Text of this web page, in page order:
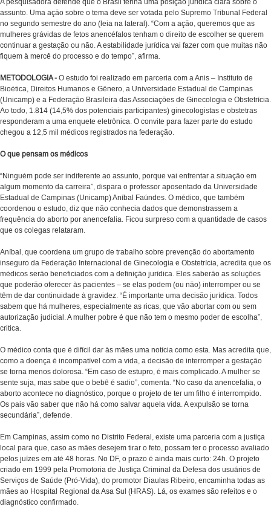
A pesquisadora defende que o Brasil tenha uma posição jurídica clara sobre o
assunto. Uma ação sobre o tema deve ser votada pelo Supremo Tribunal Federal
no segundo semestre do ano (leia na lateral). “Com a ação, queremos que as
mulheres grávidas de fetos anencéfalos tenham o direito de escolher se querem
continuar a gestação ou não. A estabilidade jurídica vai fazer com que muitas não
fiquem à mercê do processo e do tempo”, afirma.
METODOLOGIA - O estudo foi realizado em parceria com a Anis – Instituto de
Bioética, Direitos Humanos e Gênero, a Universidade Estadual de Campinas
(Unicamp) e a Federação Brasileira das Associações de Ginecologia e Obstetrícia.
Ao todo, 1.814 (14,5% dos potenciais participantes) ginecologistas e obstetras
responderam a uma enquete eletrônica. O convite para fazer parte do estudo
chegou a 12,5 mil médicos registrados na federação.
O que pensam os médicos
“Ninguém pode ser indiferente ao assunto, porque vai enfrentar a situação em
algum momento da carreira”, dispara o professor aposentado da Universidade
Estadual de Campinas (Unicamp) Aníbal Faúndes. O médico, que também
coordenou o estudo, diz que não conhecia dados que demonstrassem a
frequência do aborto por anencefalia. Ficou surpreso com a quantidade de casos
que os colegas relataram.
Aníbal, que coordena um grupo de trabalho sobre prevenção do abortamento
inseguro da Federação Internacional de Ginecologia e Obstetrícia, acredita que os
médicos serão beneficiados com a definição jurídica. Eles saberão as soluções
que poderão oferecer às pacientes – se elas podem (ou não) interromper ou se
têm de dar continuidade à gravidez. “É importante uma decisão jurídica. Todos
sabem que há mulheres, especialmente as ricas, que vão abortar com ou sem
autorização judicial. A mulher pobre é que não tem o mesmo poder de escolha”,
critica.
O médico conta que é difícil dar às mães uma notícia como esta. Mas acredita que,
como a doença é incompatível com a vida, a decisão de interromper a gestação
se torna menos dolorosa. “Em caso de estupro, é mais complicado. A mulher se
sente suja, mas sabe que o bebê é sadio”, comenta. “No caso da anencefalia, o
aborto acontece no diagnóstico, porque o projeto de ter um filho é interrompido.
Os pais vão saber que não há como salvar aquela vida. A expulsão se torna
secundária”, defende.
Em Campinas, assim como no Distrito Federal, existe uma parceria com a justiça
local para que, caso as mães desejem tirar o feto, possam ter o processo avaliado
pelos juízes em até 48 horas. No DF, o prazo é ainda mais curto: 24h. O projeto
criado em 1999 pela Promotoria de Justiça Criminal da Defesa dos usuários de
Serviços de Saúde (Pró-Vida), do promotor Diaulas Ribeiro, encaminha todas as
mães ao Hospital Regional da Asa Sul (HRAS). Lá, os exames são refeitos e o
diagnóstico confirmado.